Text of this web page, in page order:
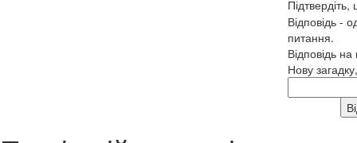
Відповідь -
питання.
Відповідь
Нову